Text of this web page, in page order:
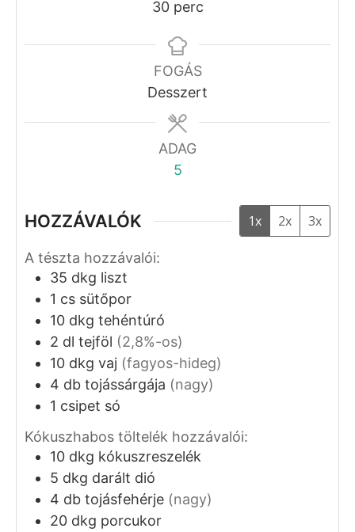
30perc
perc
FOGÁS
Desszert
ADAG
5
HOZZÁVALÓK 1x 2x 3x
A tészta hozzávalói:
35 dkg liszt
1 cs sütőpor
10 dkg tehéntúró
2 dl tejföl (2,8%-os)
10 dkg vaj (fagyos-hideg)
4 db tojássárgája (nagy)
1 csipet só
Kókuszhabos töltelék hozzávalói:
10 dkg kókuszreszelék
5 dkg darált dió
4 db tojásfehérje (nagy)
20 dkg porcukor